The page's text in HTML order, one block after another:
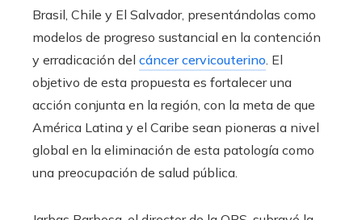
Brasil, Chile y El Salvador, presentándolas como
modelos de progreso sustancial en la contención
y erradicación del cáncer cervicouterino . El
objetivo de esta propuesta es fortalecer una
acción conjunta en la región, con la meta de que
América Latina y el Caribe sean pioneras a nivel
global en la eliminación de esta patología como
una preocupación de salud pública.